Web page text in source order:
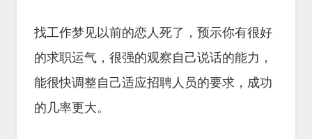
找工作梦见以前的恋人死了，预示你有很好
的求职运气，很强的观察自己说话的能力，
能很快调整自己适应招聘人员的要求，成功
的几率更大。